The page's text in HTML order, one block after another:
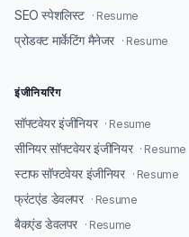
SEO स्पेशलिस्ट · Resume
प्रोडक्ट मार्केटिंग मैनेजर · Resume
इंजीनियरिंग
सॉफ्टवेयर इंजीनियर · Resume
सीनियर सॉफ्टवेयर इंजीनियर · Resume
स्टाफ सॉफ्टवेयर इंजीनियर · Resume
फ्रंटएंड डेवलपर · Resume
बैकएंड डेवलपर · Resume